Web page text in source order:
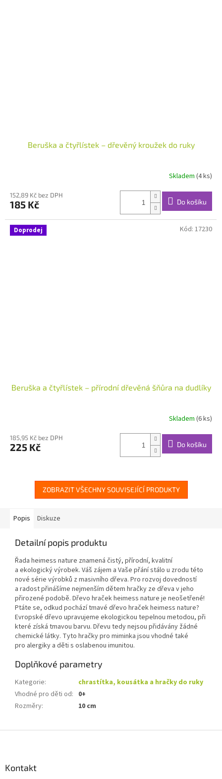
Beruška a čtyřlístek – dřevěný kroužek do ruky
Skladem (4 ks)
152,89 Kč bez DPH
185 Kč Do košíku
Doprodej
Beruška a čtyřlístek – přírodní dřevěná šňůra na dudlíky
Skladem (6 ks)
185,95 Kč bez DPH
225 Kč Do košíku
Kód: 17230
ZOBRAZIT VŠECHNY SOUVISEJÍCÍ PRODUKTY
Popis Diskuze
Detailní popis produktu
Řada heimess nature znamená čistý, přírodní, kvalitní
a ekologický výrobek. Váš zájem a Vaše přání stálo u zrodu této
nové série výrobků z masivního dřeva. Pro rozvoj dovedností
a radost přinášíme nejmenším dětem hračky ze dřeva v jeho
přirozené podobě. Dřevo hraček heimess nature je neošetřené!
Ptáte se, odkud pochází tmavé dřevo hraček heimess nature?
Evropské dřevo upravujeme ekologickou tepelnou metodou, při
které získá tmavou barvu. Dřevu tedy nejsou přidávány žádné
chemické látky. Tyto hračky pro miminka jsou vhodné také
pro alergiky a děti s oslabenou imunitou.
Doplňkové parametry
Kategorie:
chrastítka, kousátka a hračky do ruky
Vhodné pro děti od: 0+
Rozměry: 10 cm
Kontakt